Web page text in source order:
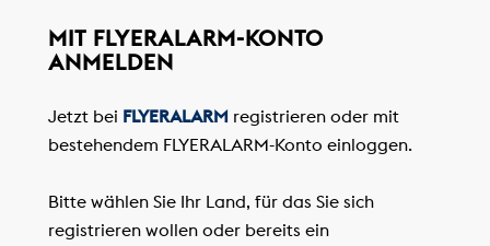
MIT FLYERALARM-KONTO
ANMELDEN
Jetzt bei FLYERALARMregistrieren oder mit
bestehendem FLYERALARM-Konto einloggen.
Bitte wählen Sie Ihr Land, für das Sie sich
registrieren wollen oder bereits ein